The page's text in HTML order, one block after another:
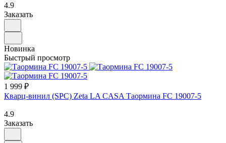
4.9
Заказать
Новинка
Быстрый просмотр
1 999 ₽
Кварц-винил (SPC) Zeta LA CASA Таормина FC 19007-5
4.9
Заказать